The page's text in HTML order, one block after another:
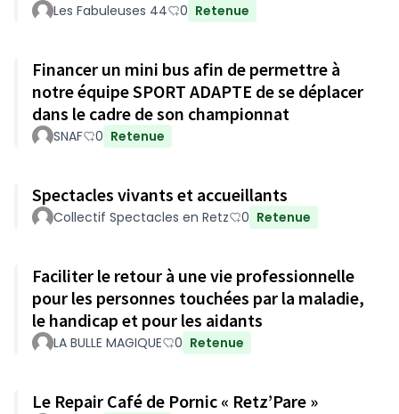
Les Fabuleuses 44 0 Retenue
Financer un mini bus afin de permettre à
notre équipe SPORT ADAPTE de se déplacer
dans le cadre de son championnat
SNAF 0 Retenue
Spectacles vivants et accueillants
Collectif Spectacles en Retz 0 Retenue
Faciliter le retour à une vie professionnelle
pour les personnes touchées par la maladie,
le handicap et pour les aidants
LA BULLE MAGIQUE 0 Retenue
Le Repair Café de Pornic « Retz’Pare »